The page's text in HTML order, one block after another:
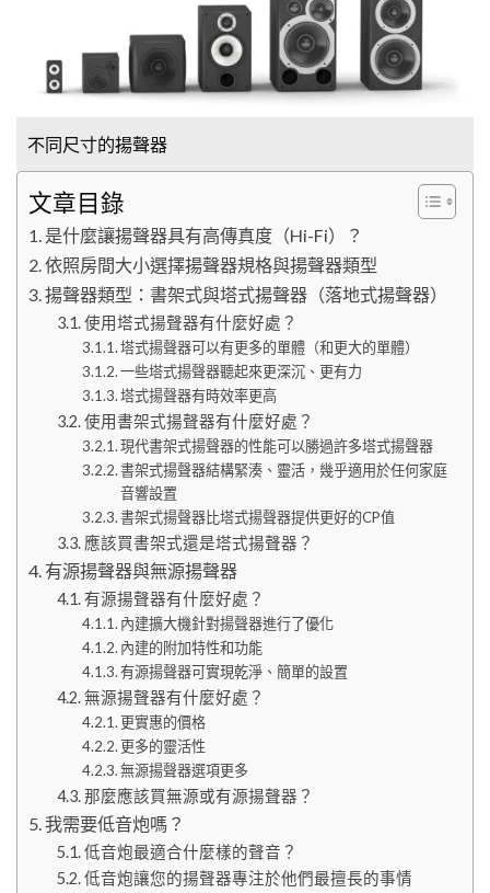
不同尺寸的揚聲器
文章目錄
是什麼讓揚聲器具有高傳真度（Hi-Fi）？
依照房間大小選擇揚聲器規格與揚聲器類型
揚聲器類型：書架式與塔式揚聲器（落地式揚聲器）
使用塔式揚聲器有什麼好處？
塔式揚聲器可以有更多的單體（和更大的單體）
一些塔式揚聲器聽起來更深沉、更有力
塔式揚聲器有時效率更高
使用書架式揚聲器有什麼好處？
現代書架式揚聲器的性能可以勝過許多塔式揚聲器
書架式揚聲器結構緊湊、靈活，幾乎適用於任何家庭
音響設置
書架式揚聲器比塔式揚聲器提供更好的CP值
應該買書架式還是塔式揚聲器？
有源揚聲器與無源揚聲器
有源揚聲器有什麼好處？
內建擴大機針對揚聲器進行了優化
內建的附加特性和功能
有源揚聲器可實現乾淨、簡單的設置
無源揚聲器有什麼好處？
更實惠的價格
更多的靈活性
無源揚聲器選項更多
那麼應該買無源或有源揚聲器？
我需要低音炮嗎？
低音炮最適合什麼樣的聲音？
低音炮讓您的揚聲器專注於他們最擅長的事情